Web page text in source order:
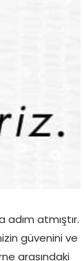
adım atmıştır.
güvenini ve
arasındaki